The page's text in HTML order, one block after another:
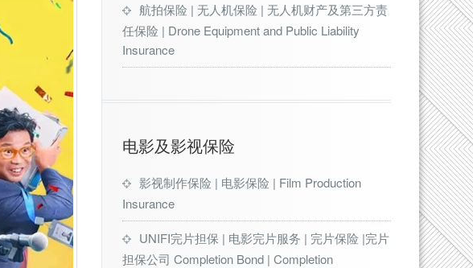
航拍保险 | 无人机保险 | 无人机财产及第三方责
任保险 | Drone Equipment and Public Liability
Insurance
电影及影视保险
影视制作保险 | 电影保险 | Film Production
Insurance
UNIFI完片担保 | 电影完片服务 | 完片保险 |完片
担保公司 Completion Bond | Completion